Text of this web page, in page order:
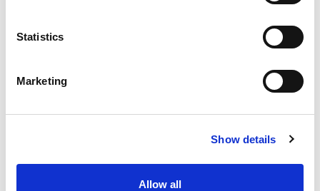
Statistics
Marketing
Show details
Allow all
190